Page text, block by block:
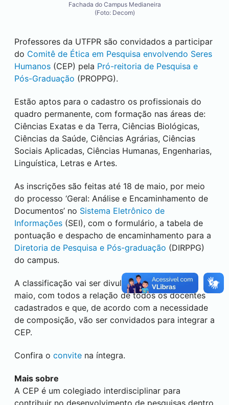
Fachada do Campus Medianeira
(Foto: Decom)
Professores da UTFPR são convidados a participar
do Comitê de Ética em Pesquisa envolvendo Seres
Humanos (CEP) pela Pró-reitoria de Pesquisa e
Pós-Graduação (PROPPG).
Estão aptos para o cadastro os profissionais do
quadro permanente, com formação nas áreas de:
Ciências Exatas e da Terra, Ciências Biológicas,
Ciências da Saúde, Ciências Agrárias, Ciências
Sociais Aplicadas, Ciências Humanas, Engenharias,
Linguística, Letras e Artes.
As inscrições são feitas até 18 de maio, por meio
do processo ‘Geral: Análise e Encaminhamento de
Documentos’ no Sistema Eletrônico de
Informações (SEI), com o formulário, a tabela de
pontuação e despacho de encaminhamento para a
Diretoria de Pesquisa e Pós-graduação (DIRPPG)
do campus.
A classificação vai ser divulgada no dia 23 de
maio, com todos a relação de todos os docentes
cadastrados e que, de acordo com a necessidade
de composição, vão ser convidados para integrar a
CEP.
Confira o convite na íntegra.
Mais sobre
A CEP é um colegiado interdisciplinar para